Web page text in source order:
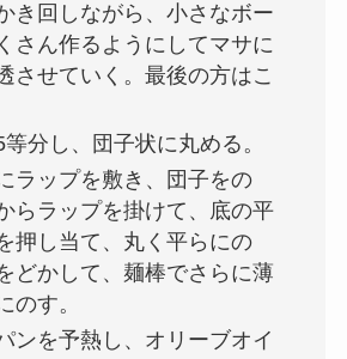
き回しながら、小さなボー
さん作るようにしてマサに
させていく。最後の方はこ
分し、団子状に丸める。
ラップを敷き、団子をの
らラップを掛けて、底の平
押し当て、丸く平らにの
どかして、麺棒でさらに薄
のす。
ンを予熱し、オリーブオイ